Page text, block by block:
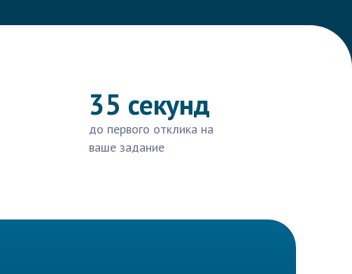
35 секунд
до первого отклика на
ваше задание